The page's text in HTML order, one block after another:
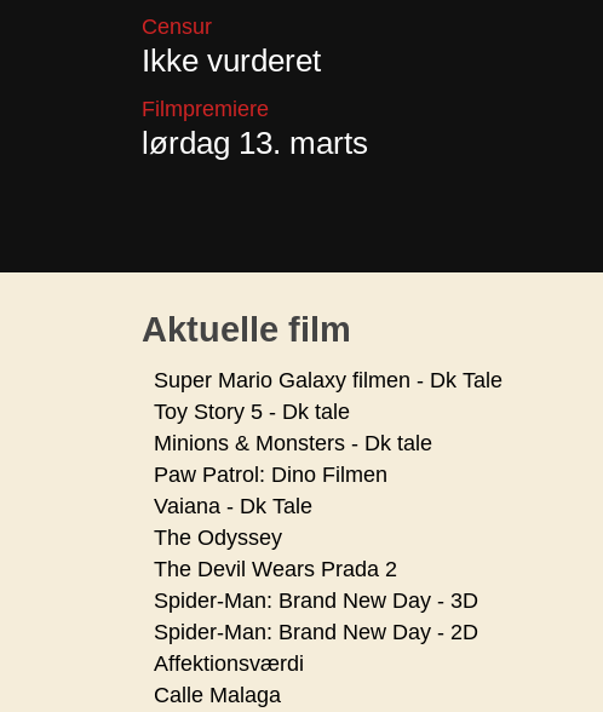
Censur
Ikke vurderet
Filmpremiere
lørdag 13. marts
Aktuelle film
Super Mario Galaxy filmen - Dk Tale
Toy Story 5 - Dk tale
Minions & Monsters - Dk tale
Paw Patrol: Dino Filmen
Vaiana - Dk Tale
The Odyssey
The Devil Wears Prada 2
Spider-Man: Brand New Day - 3D
Spider-Man: Brand New Day - 2D
Affektionsværdi
Calle Malaga